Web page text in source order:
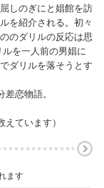
しのぎにと娼館を訪
を紹介される。初々
のダリルの反応は思
を一人前の男娼に
ダリルを落そうとす
恋物語。
ています）
ます